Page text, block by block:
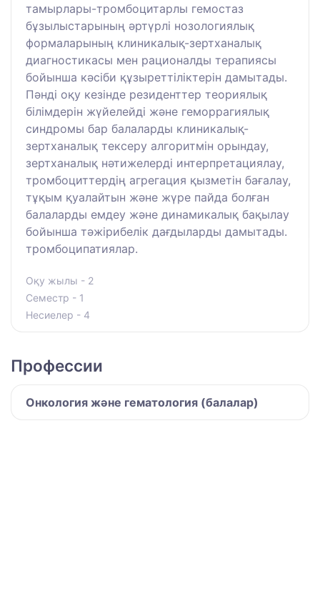
тамырлары-тромбоцитарлы гемостаз
бұзылыстарының әртүрлі нозологиялық
формаларының клиникалық-зертханалық
диагностикасы мен рационалды терапиясы
бойынша кәсіби құзыреттіліктерін дамытады.
Пәнді оқу кезінде резиденттер теориялық
білімдерін жүйелейді және геморрагиялық
синдромы бар балаларды клиникалық-
зертханалық тексеру алгоритмін орындау,
зертханалық нәтижелерді интерпретациялау,
тромбоциттердің агрегация қызметін бағалау,
тұқым қуалайтын және жүре пайда болған
балаларды емдеу және динамикалық бақылау
бойынша тәжірибелік дағдыларды дамытады.
тромбоципатиялар.
Оқу жылы - 2
Семестр - 1
Несиелер - 4
Профессии
Онкология және гематология (балалар)